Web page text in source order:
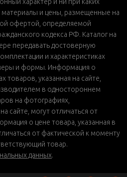
и цены, размещенные на
офертой, определяемой
кодекса РФ. Каталог на
передавать достоверную
и характеристиках
и формы. Информация о
товаров, указанная на сайте,
в одностороннем
на фотографиях,
сайте, могут отличаться от
о цене товара, указанная в
от фактической к моменту
товар.
данных.